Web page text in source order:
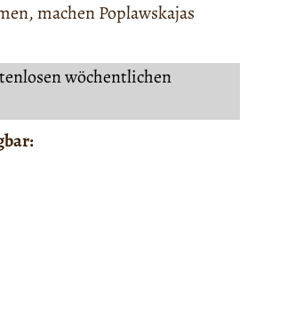
machen Poplawskajas
wöchentlichen